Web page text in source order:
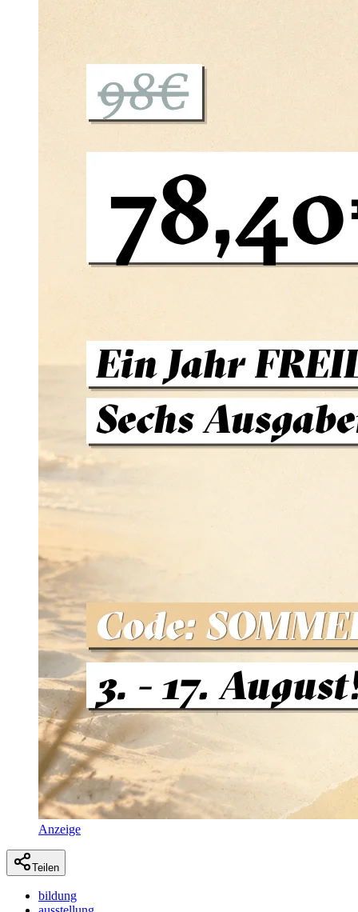
Anzeige
Teilen
bildung